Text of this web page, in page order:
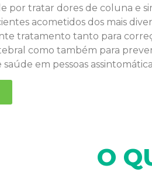
por tratar dores de coluna e
acometidos dos mais
tratamento tanto para
como também para
em pessoas
O